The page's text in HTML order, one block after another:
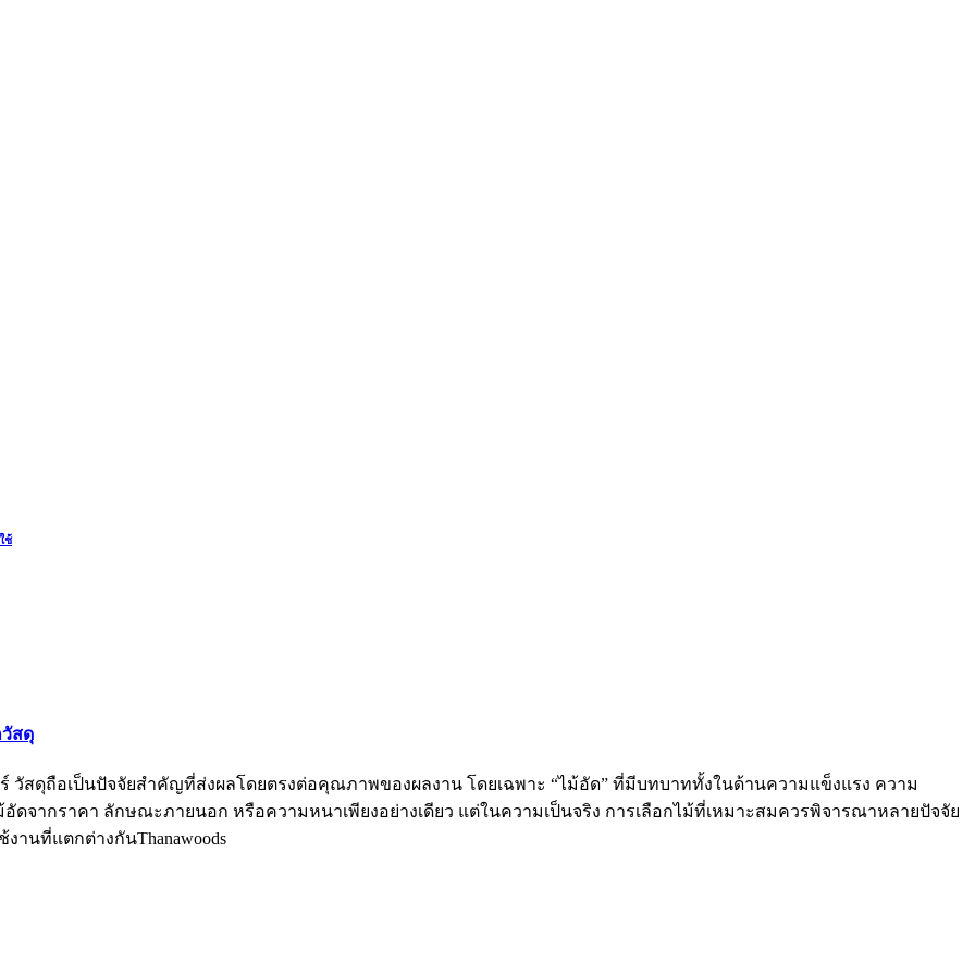
ช้
สดุ
วัสดุถือเป็นปัจจัยสำคัญที่ส่งผลโดยตรงต่อคุณภาพของผลงาน โดยเฉพาะ “ไม้อัด” ที่มีบทบาททั้งในด้านความแข็งแรง ความ
จากราคา ลักษณะภายนอก หรือความหนาเพียงอย่างเดียว แต่ในความเป็นจริง การเลือกไม้ที่เหมาะสมควรพิจารณาหลายปัจจัย
านที่แตกต่างกันThanawoods